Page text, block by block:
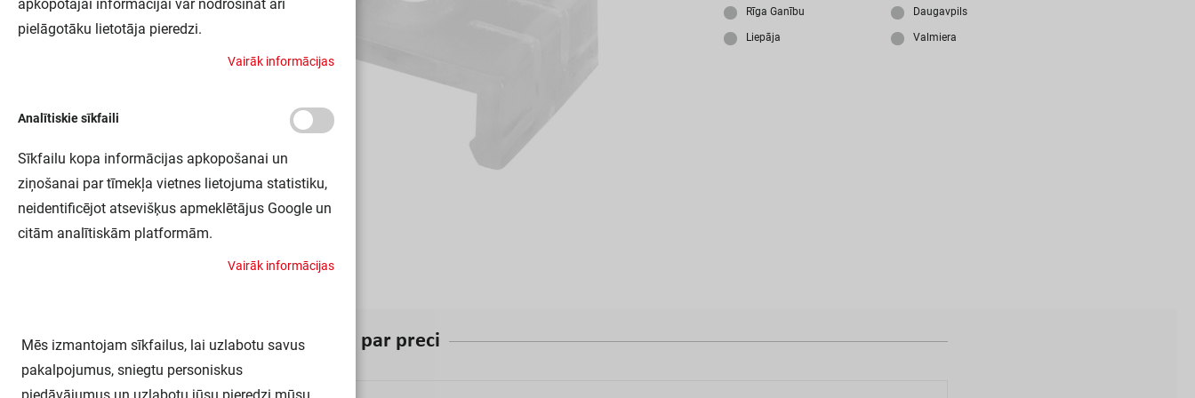
Aiz
Rīga Ganību Daugavpils
Liepāja Valmiera
Inform par preci
apkopotajai informācijai var nodrošināt arī
pielāgotāku lietotāja pieredzi.
Vairāk informācijas
Analītiskie sīkfaili
Sīkfailu kopa informācijas apkopošanai un
ziņošanai par tīmekļa vietnes lietojuma statistiku,
neidentificējot atsevišķus apmeklētājus Google un
citām analītiskām platformām.
Vairāk informācijas
Mēs izmantojam sīkfailus, lai uzlabotu savus
pakalpojumus, sniegtu personiskus